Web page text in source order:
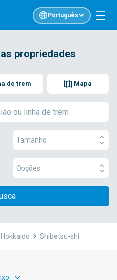
Português
propriedades
Mapa
de trem
Tamanho
Opções
Hokkaido Shibetsu-shi